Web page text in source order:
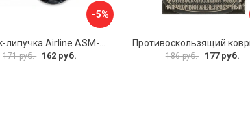
-5%
171 руб. 162 руб. 186 руб. 177 руб.